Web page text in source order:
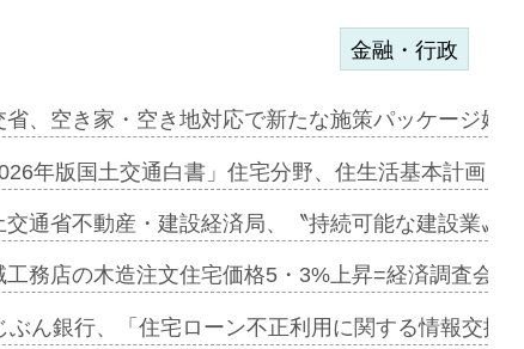
ミーレキ…
も城南エ…
合型の賃…
ンカフェ…
業=お互…
金融・行政
省、空き家・空き地対応で新たな施策パッケージ始
年版国土交通白書」住宅分野、住生活基本計画
交通省不動産・建設経済局、〝持続可能な建設業〟
工務店の木造注文住宅価格5・3%上昇=経済調査会
ぶん銀行、「住宅ローン不正利用に関する情報交換